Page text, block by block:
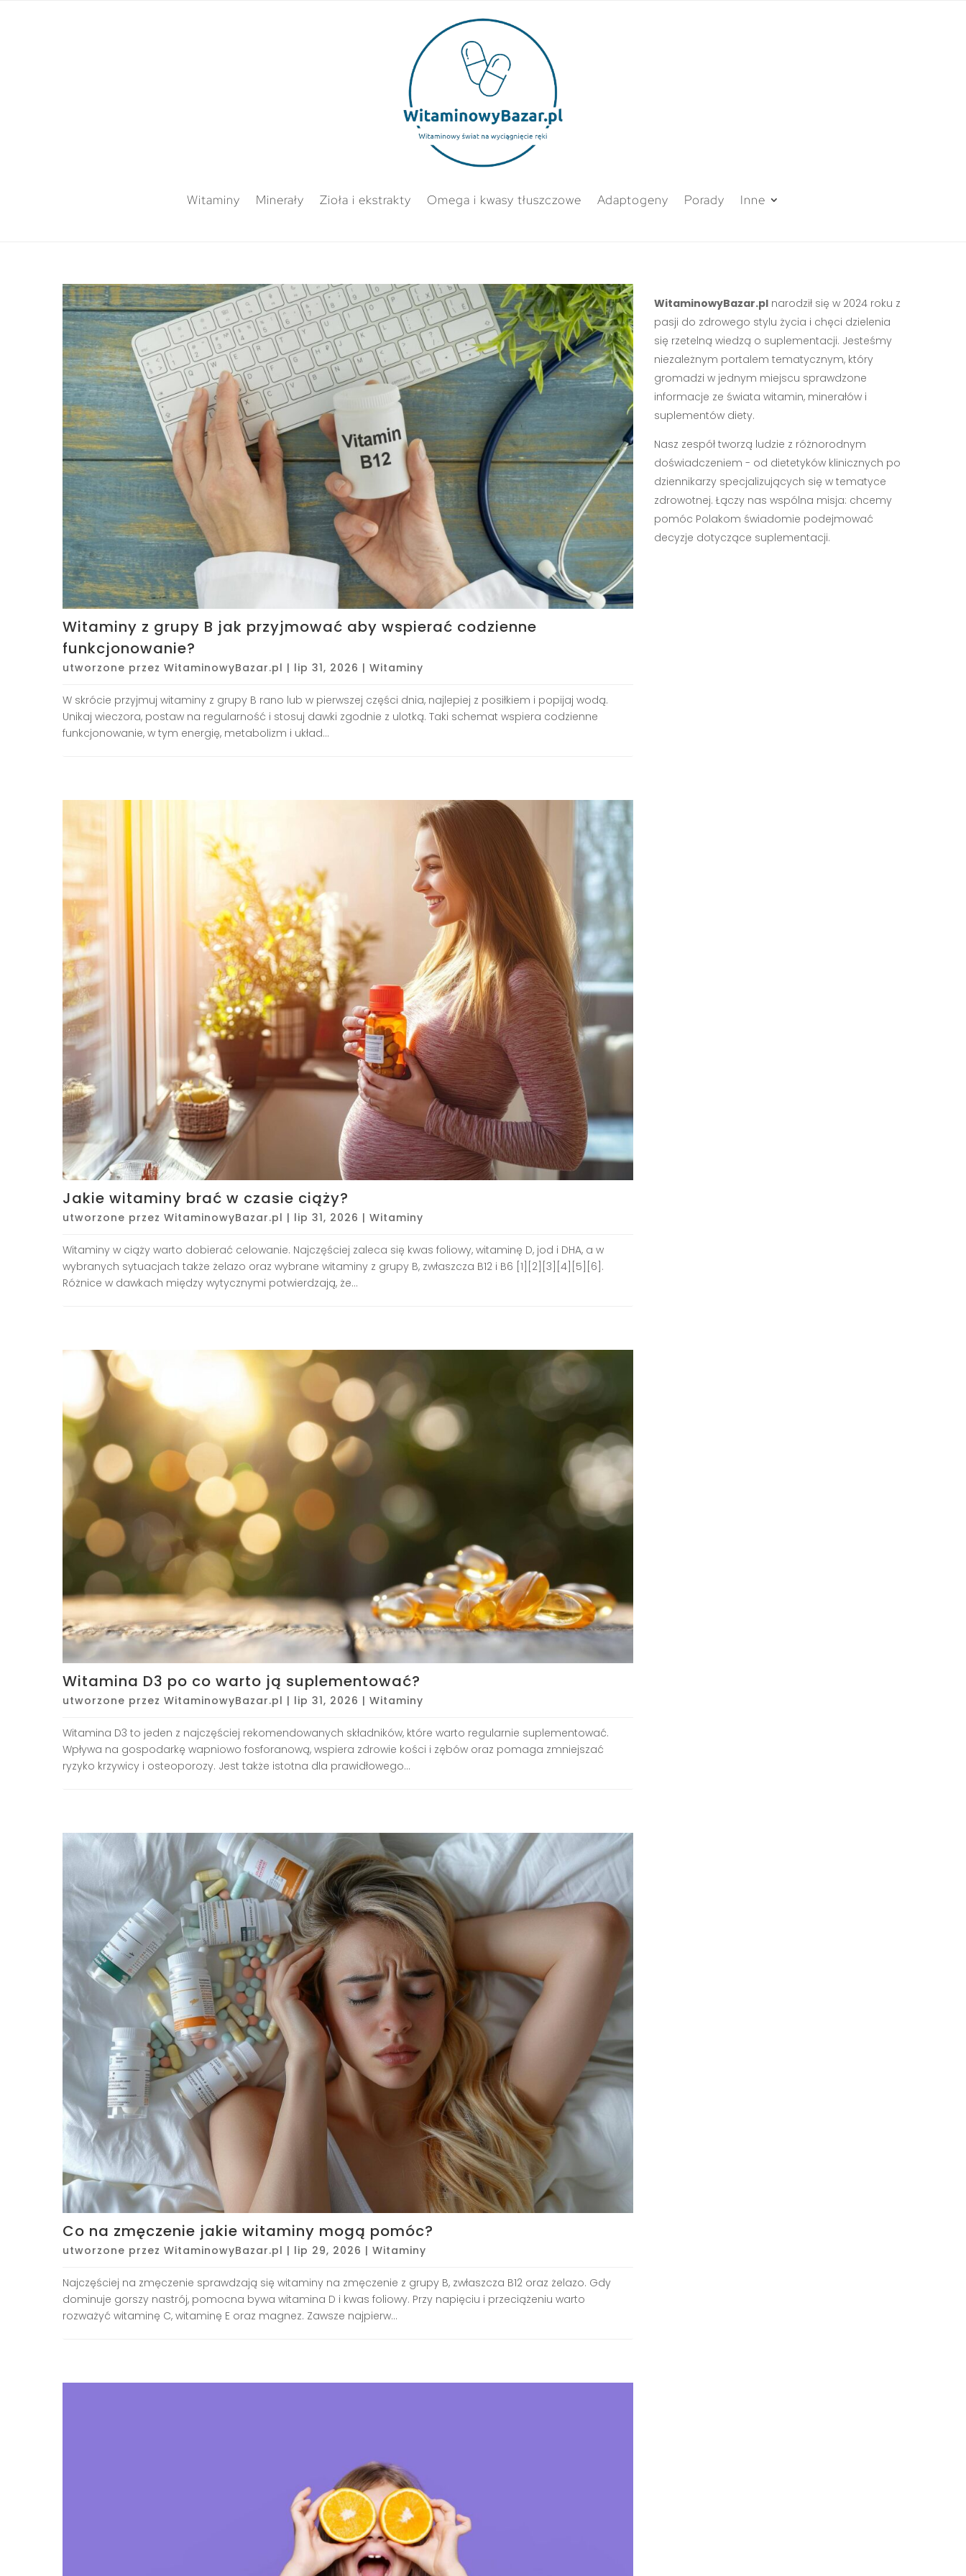
Witaminy Minerały Zioła i ekstrakty Omega i kwasy tłuszczowe Adaptogeny Porady Inne
Witaminy z grupy B jak przyjmować aby wspierać codzienne
funkcjonowanie?
utworzone przez WitaminowyBazar.pl | lip 31, 2026 | Witaminy
W skrócie przyjmuj witaminy z grupy B rano lub w pierwszej części dnia, najlepiej z posiłkiem i popijaj wodą.
Unikaj wieczora, postaw na regularność i stosuj dawki zgodnie z ulotką. Taki schemat wspiera codzienne
funkcjonowanie, w tym energię, metabolizm i układ...
Jakie witaminy brać w czasie ciąży?
utworzone przez WitaminowyBazar.pl | lip 31, 2026 | Witaminy
Witaminy w ciąży warto dobierać celowanie. Najczęściej zaleca się kwas foliowy, witaminę D, jod i DHA, a w
wybranych sytuacjach także żelazo oraz wybrane witaminy z grupy B, zwłaszcza B12 i B6 [1][2][3][4][5][6].
Różnice w dawkach między wytycznymi potwierdzają, że...
Witamina D3 po co warto ją suplementować?
utworzone przez WitaminowyBazar.pl | lip 31, 2026 | Witaminy
Witamina D3 to jeden z najczęściej rekomendowanych składników, które warto regularnie suplementować.
Wpływa na gospodarkę wapniowo fosforanową, wspiera zdrowie kości i zębów oraz pomaga zmniejszać
ryzyko krzywicy i osteoporozy. Jest także istotna dla prawidłowego...
Co na zmęczenie jakie witaminy mogą pomóc?
utworzone przez WitaminowyBazar.pl | lip 29, 2026 | Witaminy
Najczęściej na zmęczenie sprawdzają się witaminy na zmęczenie z grupy B, zwłaszcza B12 oraz żelazo. Gdy
dominuje gorszy nastrój, pomocna bywa witamina D i kwas foliowy. Przy napięciu i przeciążeniu warto
rozważyć witaminę C, witaminę E oraz magnez. Zawsze najpierw...
WitaminowyBazar.plnarodził się w 2024 roku z
pasji do zdrowego stylu życia i chęci dzielenia
się rzetelną wiedzą o suplementacji. Jesteśmy
niezależnym portalem tematycznym, który
gromadzi w jednym miejscu sprawdzone
informacje ze świata witamin, minerałów i
suplementów diety.
Nasz zespół tworzą ludzie z różnorodnym
doświadczeniem - od dietetyków klinicznych po
dziennikarzy specjalizujących się w tematyce
zdrowotnej. Łączy nas wspólna misja: chcemy
pomóc Polakom świadomie podejmować
decyzje dotyczące suplementacji.